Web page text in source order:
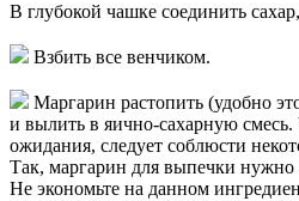
В глубокой чашке соединить
Взбить все венчиком.
Маргарин растопить (удобно
и вылить в яично-сахарную смесь.
ожидания, следует соблюсти
Так, маргарин для выпечки нужно
Не экономьте на данном